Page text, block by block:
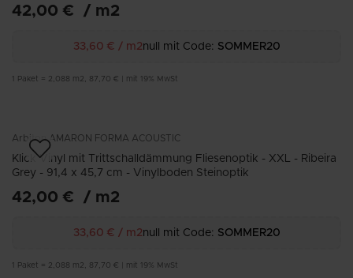
42,00 € / m2
33,60 € / m2null mit Code: SOMMER20
Paket = 2,088 m2 87,70 € mit 19% MwSt
Arbiton AMARON FORMA ACOUSTIC
Klick Vinyl mit Trittschalldämmung Fliesenoptik - XXL - Ribeira
Grey - 91,4 x 45,7 cm - Vinylboden Steinoptik
42,00 € / m2
33,60 € / m2null mit Code: SOMMER20
Paket = 2,088 m2 87,70 € mit 19% MwSt